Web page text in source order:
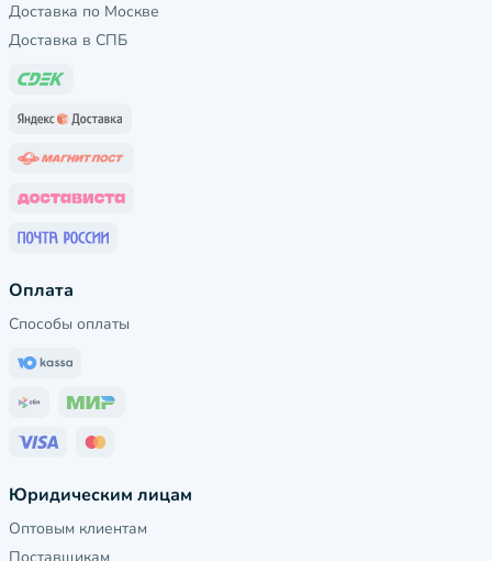
Доставка по Москве
Доставка в СПБ
Оплата
Способы оплаты
Юридическим лицам
Оптовым клиентам